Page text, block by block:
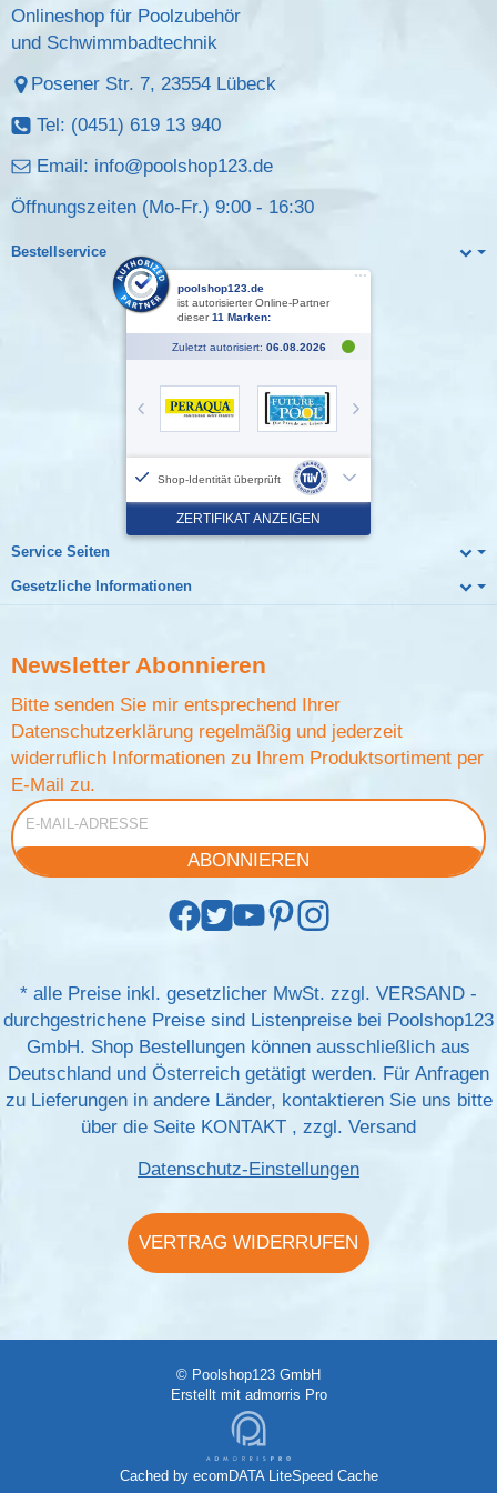
Onlineshop für Poolzubehör
und Schwimmbadtechnik
Posener Str. 7, 23554 Lübeck
Tel: (0451) 619 13 940
Email: info@poolshop123.de
Öffnungszeiten (Mo-Fr.) 9:00 - 16:30
Bestellservice
Service Seiten
Gesetzliche Informationen
Newsletter Abonnieren
Bitte senden Sie mir entsprechend Ihrer
Datenschutzerklärung regelmäßig und jederzeit
widerruflich Informationen zu Ihrem Produktsortiment per
E-Mail zu.
E-Mail-Adresse
ABONNIEREN
* alle Preise inkl. gesetzlicher MwSt. zzgl. VERSAND -
durchgestrichene Preise sind Listenpreise bei Poolshop123
GmbH. Shop Bestellungen können ausschließlich aus
Deutschland und Österreich getätigt werden. Für Anfragen
zu Lieferungen in andere Länder, kontaktieren Sie uns bitte
über die Seite KONTAKT , zzgl. Versand
Datenschutz-Einstellungen
VERTRAG WIDERRUFEN
© Poolshop123 GmbH
Erstellt mit admorris Pro
Cached by ecomDATA LiteSpeed Cache